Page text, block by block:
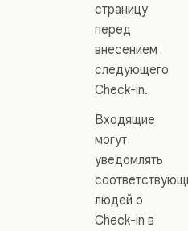
страницу
перед
внесением
следующего
Check-in.
Входящие
могут
уведомлять
людей о
Check-in в